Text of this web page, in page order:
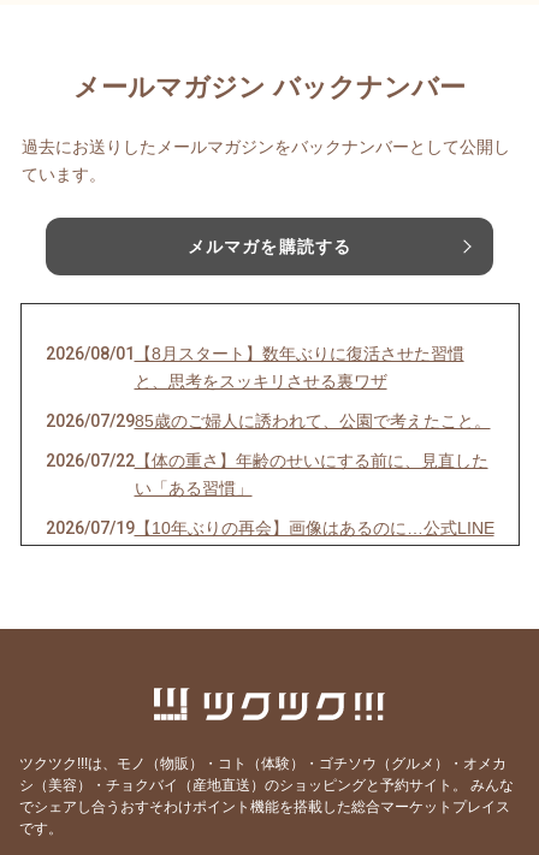
メールマガジン バックナンバー
過去にお送りしたメールマガジンをバックナンバーとして公開し
ています。
メルマガを購読する
2026/08/01
【8月スタート】数年ぶりに復活させた習慣
と、思考をスッキリさせる裏ワザ
2026/07/2985歳のご婦人に誘われて、公園で考えたこと。
2026/07/22【体の重さ】年齢のせいにする前に、見直した
い「ある習慣」
2026/07/19【10年ぶりの再会】画像はあるのに…公式LINE
け、軽やかに挑戦し続ける秘訣
るほど心が動いた理由
2026/06/15 【激痛】1週間前から膝裏が痛くて深くしゃが
ツクツク!!!は、モノ（物販）・コト（体験）・ゴチソウ（グルメ）・オメカ
シ（美容）・チョクバイ（産地直送）のショッピングと予約サイト。
みんな
でシェアし合うおすそわけポイント機能を搭載した総合マーケットプレイス
です。